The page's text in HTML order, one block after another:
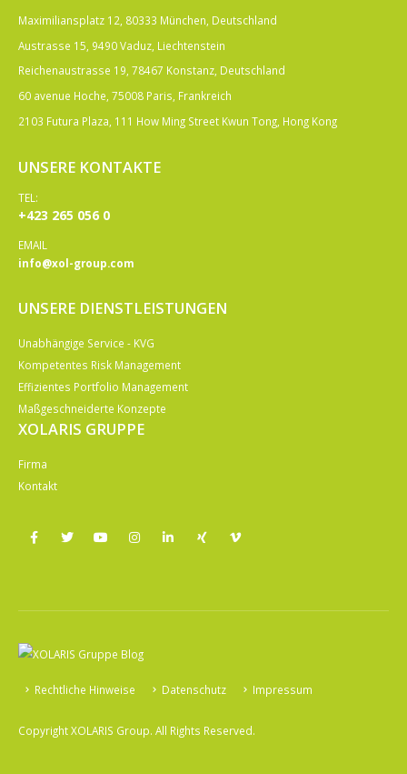
Maximiliansplatz 12, 80333 München, Deutschland
Austrasse 15, 9490 Vaduz, Liechtenstein
Reichenaustrasse 19, 78467 Konstanz, Deutschland
60 avenue Hoche, 75008 Paris, Frankreich
2103 Futura Plaza, 111 How Ming Street Kwun Tong, Hong Kong
UNSERE KONTAKTE
TEL:
+423 265 056 0
EMAIL
info@xol-group.com
UNSERE DIENSTLEISTUNGEN
Unabhängige Service - KVG
Kompetentes Risk Management
Effizientes Portfolio Management
Maßgeschneiderte Konzepte
XOLARIS GRUPPE
Firma
Kontakt
Rechtliche Hinweise Datenschutz Impressum
Copyright XOLARIS Group. All Rights Reserved.